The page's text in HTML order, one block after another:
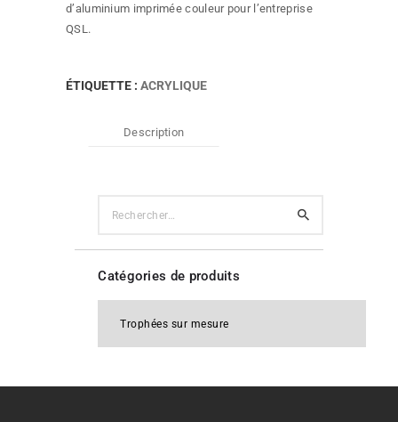
d’aluminium imprimée couleur pour l’entreprise
QSL.
ÉTIQUETTE : ACRYLIQUE
Description
Catégories de produits